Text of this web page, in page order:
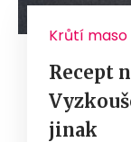
Krůtí maso
Recept
jinak